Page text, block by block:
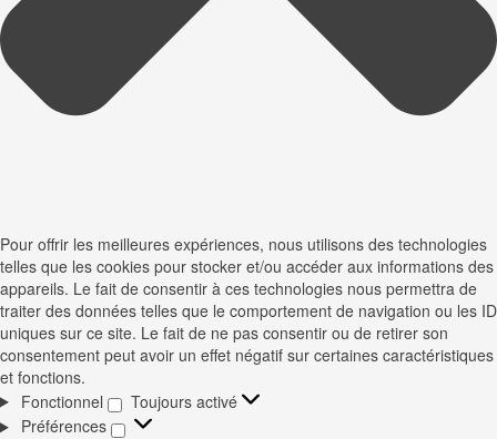
Pour offrir les meilleures expériences, nous utilisons des technologies
telles que les cookies pour stocker et/ou accéder aux informations des
appareils. Le fait de consentir à ces technologies nous permettra de
traiter des données telles que le comportement de navigation ou les ID
uniques sur ce site. Le fait de ne pas consentir ou de retirer son
consentement peut avoir un effet négatif sur certaines caractéristiques
et fonctions.
Fonctionnel
Fonctionnel
Toujours activé
Préférences